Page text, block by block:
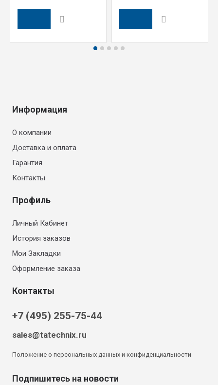
Информация
О компании
Доставка и оплата
Гарантия
Контакты
Профиль
Личный Кабинет
История заказов
Мои Закладки
Оформление заказа
Контакты
+7 (495) 255-75-44
sales@tatechnix.ru
Положение о персональных данных и конфиденциальности
Подпишитесь на новости